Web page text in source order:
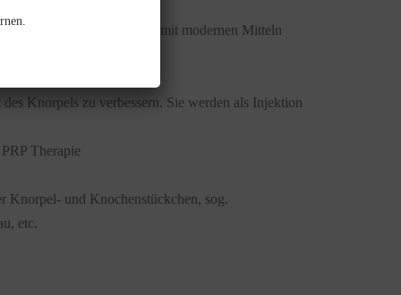
Entzündung. Heute sind mit modernen Mitteln
Knorpels zu verbessern. Sie werden als Injektion
Therapie
Knorpel- und Knochenstückchen, sog.
etc.